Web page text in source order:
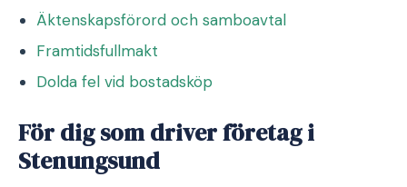
Äktenskapsförord och samboavtal
Framtidsfullmakt
Dolda fel vid bostadsköp
För dig som driver företag i
Stenungsund